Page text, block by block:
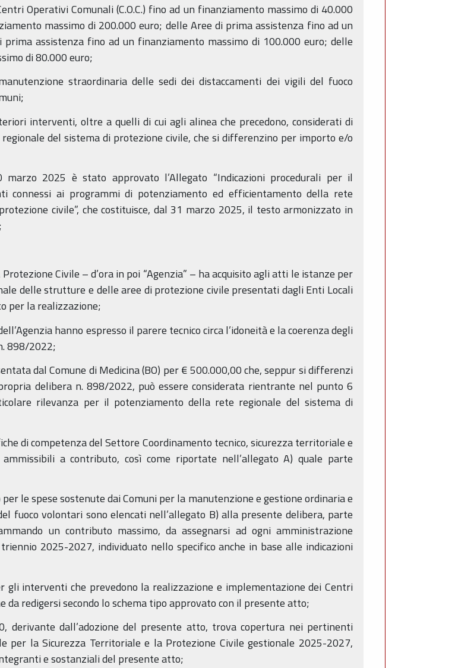
Operativi Comunali (C.O.C.) fino ad un finanziamento massimo di 40.000
massimo di 200.000 euro; delle Aree di prima assistenza fino ad un
assistenza fino ad un finanziamento massimo di 100.000 euro; delle
di 80.000 euro;
straordinaria delle sedi dei distaccamenti dei vigili del fuoco
interventi, oltre a quelli di cui agli alinea che precedono, considerati di
del sistema di protezione civile, che si differenzino per importo e/o
2025 è stato approvato l’Allegato “Indicazioni procedurali per il
connessi ai programmi di potenziamento ed efficientamento della rete
civile”, che costituisce, dal 31 marzo 2025, il testo armonizzato in
Civile – d’ora in poi “Agenzia” – ha acquisito agli atti le istanze per
delle strutture e delle aree di protezione civile presentati dagli Enti Locali
per la realizzazione;
hanno espresso il parere tecnico circa l’idoneità e la coerenza degli
898/2022;
dal Comune di Medicina (BO) per € 500.000,00 che, seppur si differenzi
delibera n. 898/2022, può essere considerata rientrante nel punto 6
rilevanza per il potenziamento della rete regionale del sistema di
di competenza del Settore Coordinamento tecnico, sicurezza territoriale e
a contributo, così come riportate nell’allegato A) quale parte
le spese sostenute dai Comuni per la manutenzione e gestione ordinaria e
fuoco volontari sono elencati nell’allegato B) alla presente delibera, parte
un contributo massimo, da assegnarsi ad ogni amministrazione
2025-2027, individuato nello specifico anche in base alle indicazioni
interventi che prevedono la realizzazione e implementazione dei Centri
da redigersi secondo lo schema tipo approvato con il presente atto;
derivante dall’adozione del presente atto, trova copertura nei pertinenti
per la Sicurezza Territoriale e la Protezione Civile gestionale 2025-2027,
e sostanziali del presente atto;